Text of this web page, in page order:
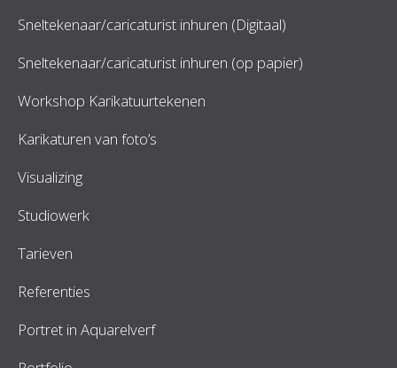
Sneltekenaar/caricaturist inhuren (Digitaal)
Sneltekenaar/caricaturist inhuren (op papier)
Workshop Karikatuurtekenen
Karikaturen van foto’s
Visualizing
Studiowerk
Tarieven
Referenties
Portret in Aquarelverf